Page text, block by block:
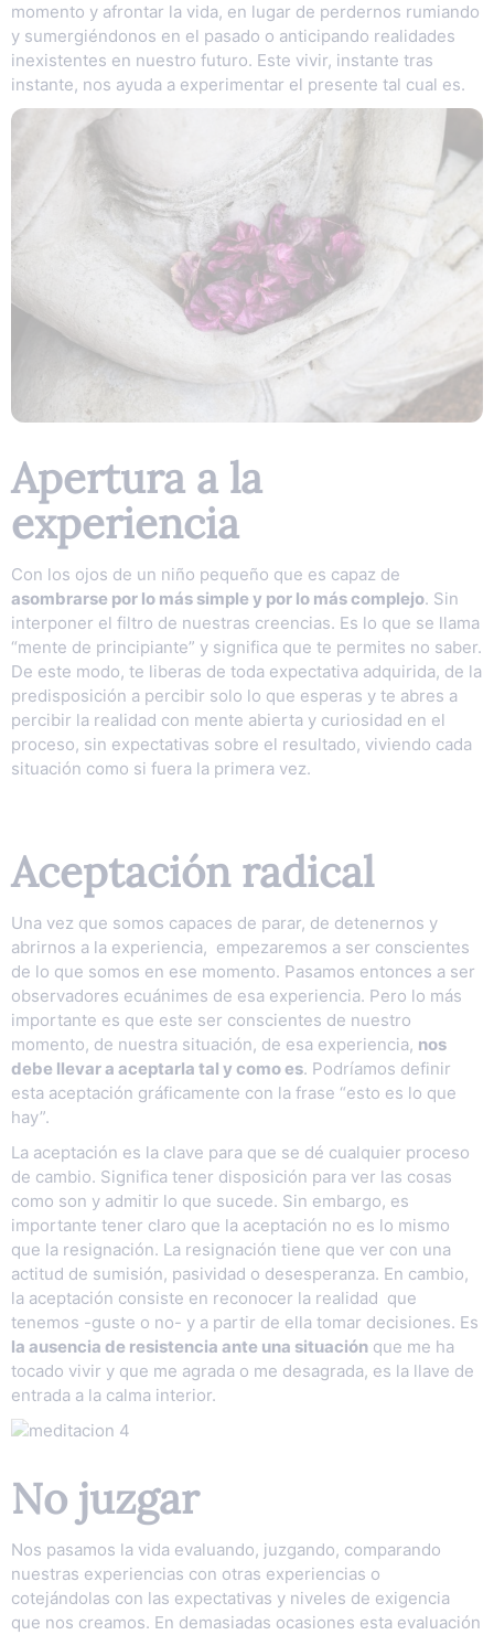
momento y afrontar la vida, en lugar de perdernos rumiando
y sumergiéndonos en el pasado o anticipando realidades
inexistentes en nuestro futuro. Este vivir, instante tras
instante, nos ayuda a experimentar el presente tal cual es.
Apertura a la
experiencia
Con los ojos de un niño pequeño que es capaz de
asombrarse por lo más simple y por lo más complejo. Sin
interponer el filtro de nuestras creencias. Es lo que se llama
“mente de principiante” y significa que te permites no saber.
De este modo, te liberas de toda expectativa adquirida, de la
predisposición a percibir solo lo que esperas y te abres a
percibir la realidad con mente abierta y curiosidad en el
proceso, sin expectativas sobre el resultado, viviendo cada
situación como si fuera la primera vez.
Aceptación radical
Una vez que somos capaces de parar, de detenernos y
abrirnos a la experiencia, empezaremos a ser conscientes
de lo que somos en ese momento. Pasamos entonces a ser
observadores ecuánimes de esa experiencia. Pero lo más
importante es que este ser conscientes de nuestro
momento, de nuestra situación, de esa experiencia, nos
debe llevar a aceptarla tal y como es. Podríamos definir
esta aceptación gráficamente con la frase “esto es lo que
hay”.
La aceptación es la clave para que se dé cualquier proceso
de cambio. Significa tener disposición para ver las cosas
como son y admitir lo que sucede. Sin embargo, es
importante tener claro que la aceptación no es lo mismo
que la resignación. La resignación tiene que ver con una
actitud de sumisión, pasividad o desesperanza. En cambio,
la aceptación consiste en reconocer la realidad que
tenemos -guste o no- y a partir de ella tomar decisiones. Es
la ausencia de resistencia ante una situación que me ha
tocado vivir y que me agrada o me desagrada, es la llave de
entrada a la calma interior.
No juzgar
Nos pasamos la vida evaluando, juzgando, comparando
nuestras experiencias con otras experiencias o
cotejándolas con las expectativas y niveles de exigencia
que nos creamos. En demasiadas ocasiones esta evaluación